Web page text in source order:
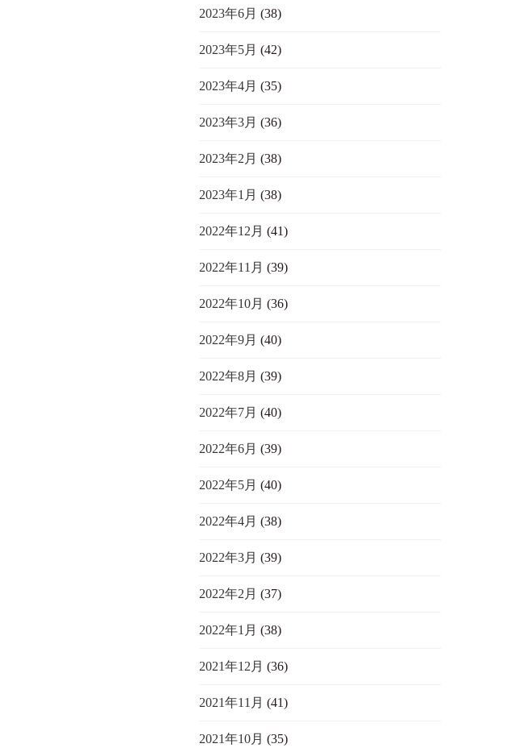
2023年6月 (38)
2023年5月 (42)
2023年4月 (35)
2023年3月 (36)
2023年2月 (38)
2023年1月 (38)
2022年12月 (41)
2022年11月 (39)
2022年10月 (36)
2022年9月 (40)
2022年8月 (39)
2022年7月 (40)
2022年6月 (39)
2022年5月 (40)
2022年4月 (38)
2022年3月 (39)
2022年2月 (37)
2022年1月 (38)
2021年12月 (36)
2021年11月 (41)
2021年10月 (35)